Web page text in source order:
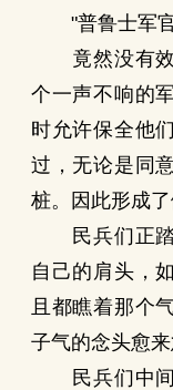
"普鲁士军官
竟然没有效
个一声不响的
时允许保全他
过，无论是同
桩。因此形成了
民兵们正踏
自己的肩头，
且都瞧着那个
子气的念头愈来
民兵们中间